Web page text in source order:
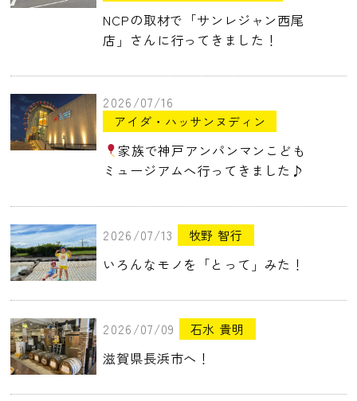
NCPの取材で「サンレジャン西尾
店」さんに行ってきました！
2026/07/16
アイダ・ハッサンヌディン
家族で神戸アンパンマンこども
ミュージアムへ行ってきました♪
2026/07/13 牧野 智行
いろんなモノを「とって」みた！
2026/07/09 石水 貴明
滋賀県長浜市へ！